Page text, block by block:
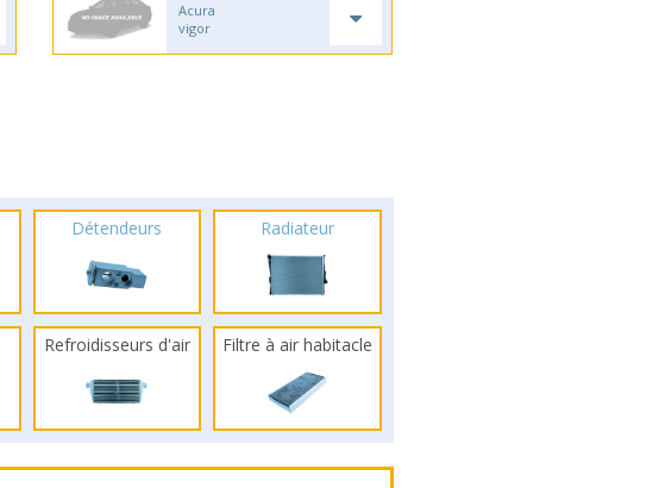
Acura
vigor
Détendeurs Radiateur
Refroidisseurs d'air Filtre à air habitacle